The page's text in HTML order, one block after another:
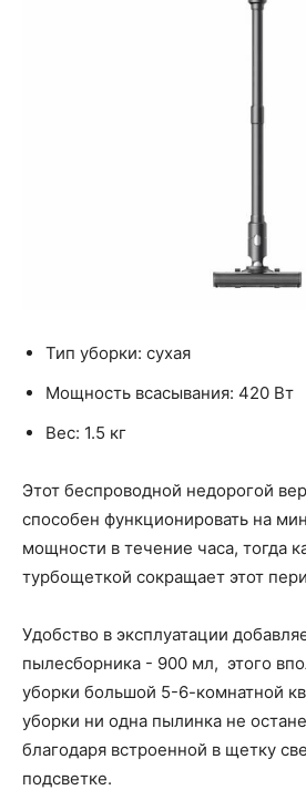
Тип уборки: сухая
Мощность всасывания: 420 Вт
Вес: 1.5 кг
Этот беспроводной недорогой
способен функционировать на
мощности в течение часа, тогда
турбощеткой сокращает этот
Удобство в эксплуатации
пылесборника - 900 мл, этого
уборки большой 5-6-комнатной
уборки ни одна пылинка не
благодаря встроенной в щетку
подсветке.